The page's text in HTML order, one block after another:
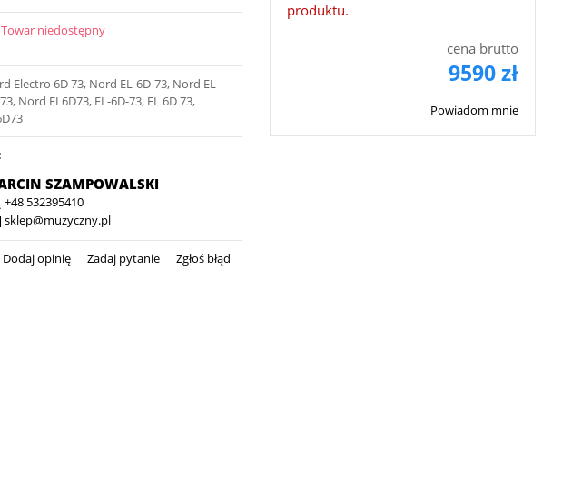
Towar niedostępny
Electro 6D 73, Nord EL-6D-73, Nord EL
Nord EL6D73, EL-6D-73, EL 6D 73,
SZAMPOWALSKI
+48 532395410
sklep@muzyczny.pl
Dodaj opinię Zadaj pytanie Zgłoś błąd
produktu.
cena brutto
9590 zł
Powiadom mnie